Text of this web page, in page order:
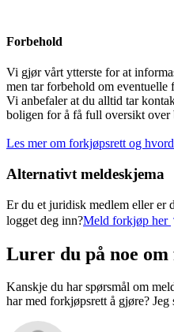
Forbehold
Vi gjør vårt ytterste for at
men tar forbehold om eventuelle
Vi anbefaler at du alltid tar
boligen for å få full oversikt over
Les mer om forkjøpsrett og
Alternativt meldeskjema
Er du et juridisk medlem eller er
logget deg inn?Meld forkjøp her
Lurer du på noe
Kanskje du har spørsmål om
har med forkjøpsrett å gjøre? Jeg